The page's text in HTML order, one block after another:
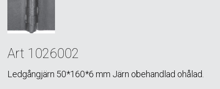
Art 1026002
Ledgångjärn 50*160*6 mm Järn obehandlad ohålad.